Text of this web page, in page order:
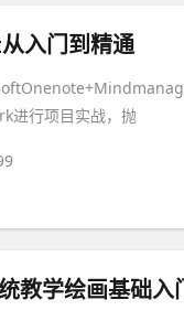
入门到精通
进行项目实战，抛
教学绘画基础